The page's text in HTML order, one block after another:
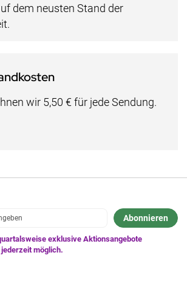
dem neusten Stand der
wir 5,50 € für jede Sendung.
Abonnieren